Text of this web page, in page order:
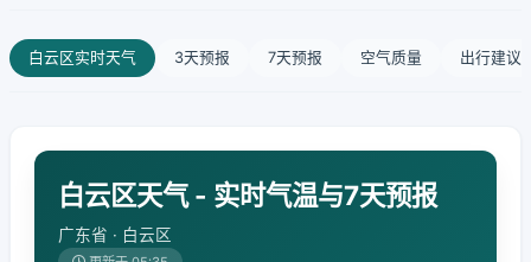
白云区实时天气 3天预报 7天预报 空气质量 出行建议
白云区天气 - 实时气温与7天预报
广东省 · 白云区